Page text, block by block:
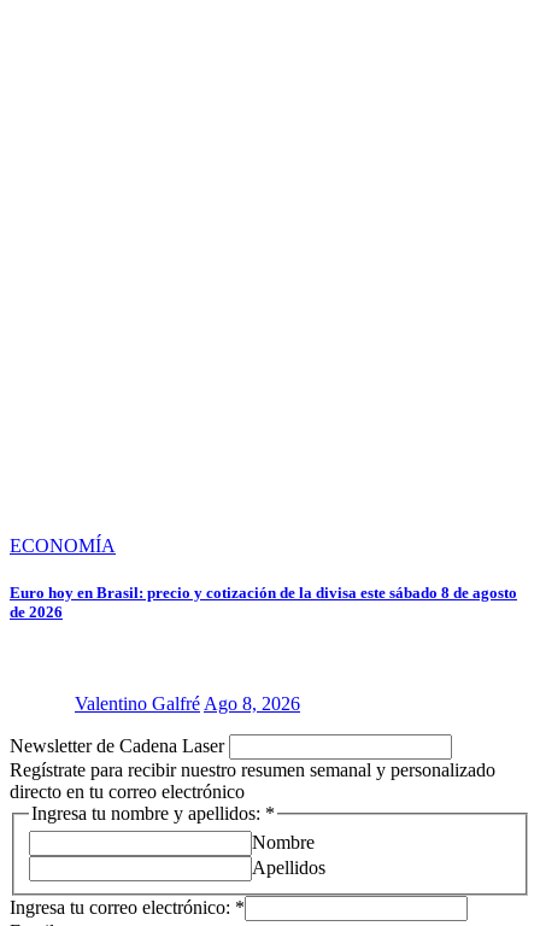
ECONOMÍA
Euro hoy en Brasil: precio y cotización de la divisa este sábado 8 de agosto
de 2026
Valentino Galfré Ago 8, 2026
Newsletter de Cadena Laser
Regístrate para recibir nuestro resumen semanal y personalizado
directo en tu correo electrónico
Laser
Newsletter
Ingresa tu nombre y apellidos: *
Nombre
Apellidos
Ingresa tu correo electrónico: *